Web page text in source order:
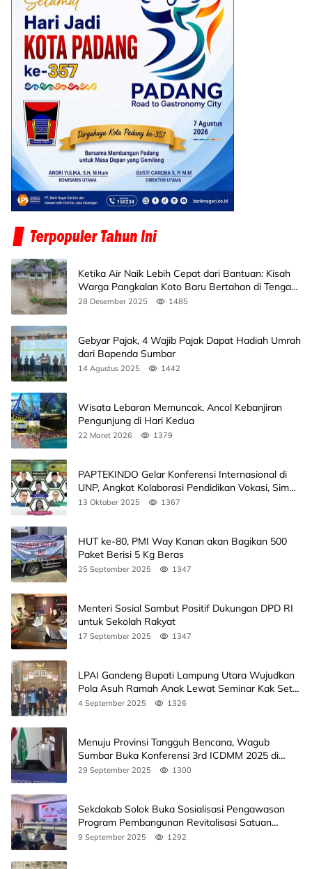
Ketika Air Naik Lebih Cepat dari Bantuan: Kisah
Warga Pangkalan Koto Baru Bertahan di Tengah
Banjir
28 Desember 2025 1485
Gebyar Pajak, 4 Wajib Pajak Dapat Hadiah Umrah
dari Bapenda Sumbar
14 Agustus 2025 1442
Wisata Lebaran Memuncak, Ancol Kebanjiran
Pengunjung di Hari Kedua
22 Maret 2026 1379
PAPTEKINDO Gelar Konferensi Internasional di
UNP, Angkat Kolaborasi Pendidikan Vokasi, Simak
Agendanya
13 Oktober 2025 1367
HUT ke-80, PMI Way Kanan akan Bagikan 500
Paket Berisi 5 Kg Beras
25 September 2025 1347
Menteri Sosial Sambut Positif Dukungan DPD RI
untuk Sekolah Rakyat
17 September 2025 1347
LPAI Gandeng Bupati Lampung Utara Wujudkan
Pola Asuh Ramah Anak Lewat Seminar Kak Seto,
Ini Jadwalnya
4 September 2025 1326
Menuju Provinsi Tangguh Bencana, Wagub
Sumbar Buka Konferensi 3rd ICDMM 2025 di
Unand
29 September 2025 1300
Sekdakab Solok Buka Sosialisasi Pengawasan
Program Pembangunan Revitalisasi Satuan
Pendidikan
9 September 2025 1292